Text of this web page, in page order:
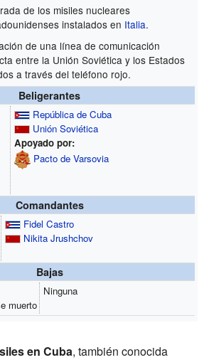
de los misiles nucleares
instalados en Italia.
de una línea de comunicación
entre la Unión Soviética y los Estados
a través del teléfono rojo.
Beligerantes
República de Cuba
Unión Soviética
Apoyado por:
Pacto de Varsovia
Comandantes
Fidel Castro
Nikita Jrushchov
Bajas
muerto
Ninguna
en Cuba, también conocida